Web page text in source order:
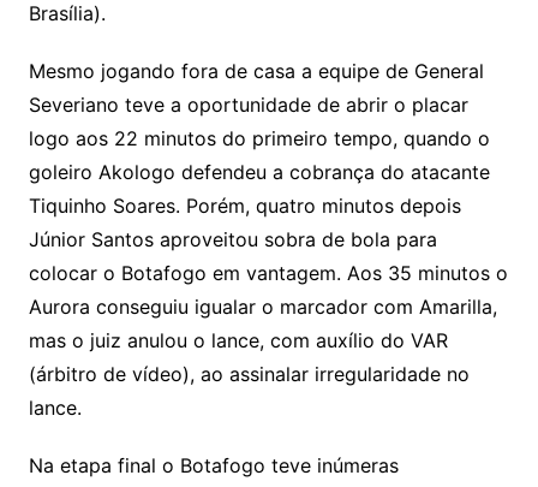
Brasília).
Mesmo jogando fora de casa a equipe de General
Severiano teve a oportunidade de abrir o placar
logo aos 22 minutos do primeiro tempo, quando o
goleiro Akologo defendeu a cobrança do atacante
Tiquinho Soares. Porém, quatro minutos depois
Júnior Santos aproveitou sobra de bola para
colocar o Botafogo em vantagem. Aos 35 minutos o
Aurora conseguiu igualar o marcador com Amarilla,
mas o juiz anulou o lance, com auxílio do VAR
(árbitro de vídeo), ao assinalar irregularidade no
lance.
Na etapa final o Botafogo teve inúmeras